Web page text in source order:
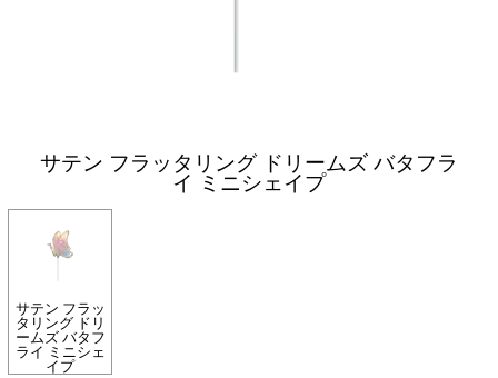
サテン フラッタリング ドリームズ バタフラ
イ ミニシェイプ
サテン フラッ
タリング ドリ
ームズ バタフ
ライ ミニシェ
イプ